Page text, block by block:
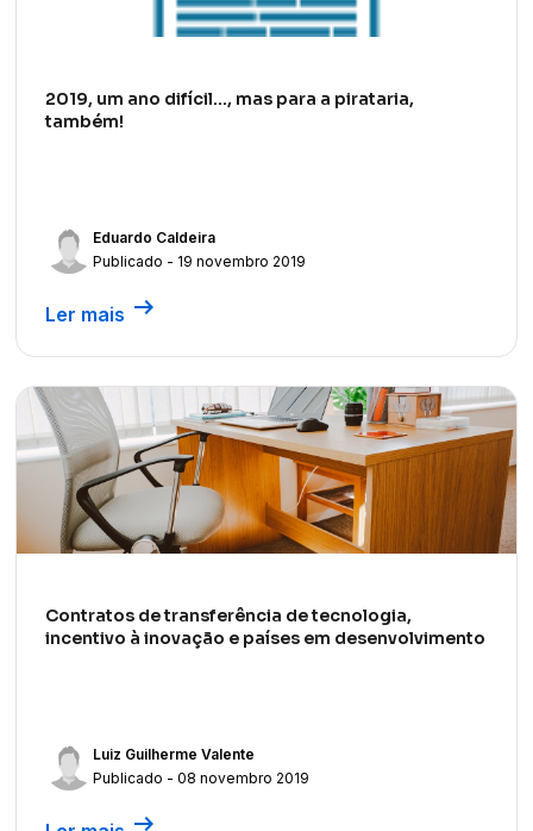
2019, um ano difícil…, mas para a pirataria,
também!
Eduardo Caldeira
Publicado - 19 novembro 2019
Ler mais arrow_right_alt
Contratos de transferência de tecnologia,
incentivo à inovação e países em desenvolvimento
Luiz Guilherme Valente
Publicado - 08 novembro 2019
arrow_right_alt